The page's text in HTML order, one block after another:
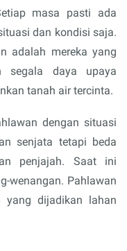
masa pasti ada
dan kondisi saja.
adalah mereka yang
segala daya upaya
tanah air tercinta.
dengan situasi
senjata tetapi beda
penjajah. Saat ini
wenangan. Pahlawan
yang dijadikan lahan